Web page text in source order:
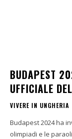
BUDAPEST
UFFICIALE
VIVERE IN UNGHERIA
Budapest 2024 ha
olimpiadi e le